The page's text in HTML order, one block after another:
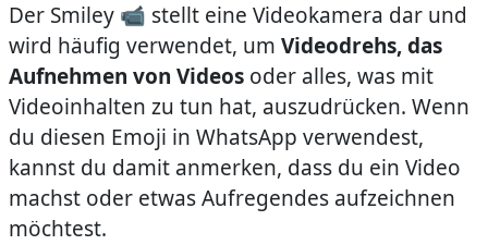
Der Smiley 📹 stellt eine Videokamera dar und
wird häufig verwendet, um Videodrehs, das
Aufnehmen von Videosoder alles, was mit
Videoinhalten zu tun hat, auszudrücken. Wenn
du diesen Emoji in WhatsApp verwendest,
kannst du damit anmerken, dass du ein Video
machst oder etwas Aufregendes aufzeichnen
möchtest.